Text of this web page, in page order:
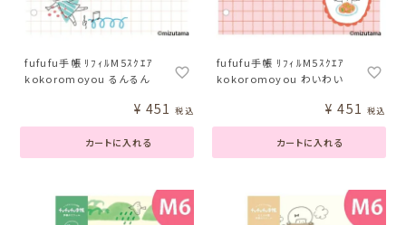
fufufu手帳 ﾘﾌｨﾙM5ｽｸｴｱ
kokoromoyou るんるん
カートに入れる
¥ 451 税込
fufufu手帳 ﾘﾌｨﾙM5ｽｸｴｱ
kokoromoyou わいわい
カートに入れる
¥ 451 税込